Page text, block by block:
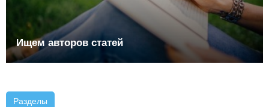
Ищем авторов статей
Разделы